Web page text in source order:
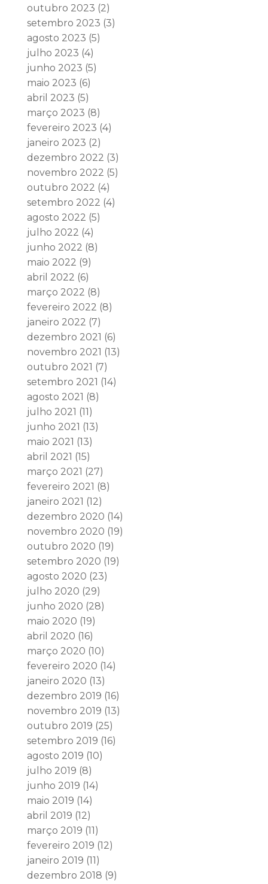
outubro 2023 (2)
setembro 2023 (3)
agosto 2023 (5)
julho 2023 (4)
junho 2023 (5)
maio 2023 (6)
abril 2023 (5)
março 2023 (8)
fevereiro 2023 (4)
janeiro 2023 (2)
dezembro 2022 (3)
novembro 2022 (5)
outubro 2022 (4)
setembro 2022 (4)
agosto 2022 (5)
julho 2022 (4)
junho 2022 (8)
maio 2022 (9)
abril 2022 (6)
março 2022 (8)
fevereiro 2022 (8)
janeiro 2022 (7)
dezembro 2021 (6)
novembro 2021 (13)
outubro 2021 (7)
setembro 2021 (14)
agosto 2021 (8)
julho 2021 (11)
junho 2021 (13)
maio 2021 (13)
abril 2021 (15)
março 2021 (27)
fevereiro 2021 (8)
janeiro 2021 (12)
dezembro 2020 (14)
novembro 2020 (19)
outubro 2020 (19)
setembro 2020 (19)
agosto 2020 (23)
julho 2020 (29)
junho 2020 (28)
maio 2020 (19)
abril 2020 (16)
março 2020 (10)
fevereiro 2020 (14)
janeiro 2020 (13)
dezembro 2019 (16)
novembro 2019 (13)
outubro 2019 (25)
setembro 2019 (16)
agosto 2019 (10)
julho 2019 (8)
junho 2019 (14)
maio 2019 (14)
abril 2019 (12)
março 2019 (11)
fevereiro 2019 (12)
janeiro 2019 (11)
dezembro 2018 (9)